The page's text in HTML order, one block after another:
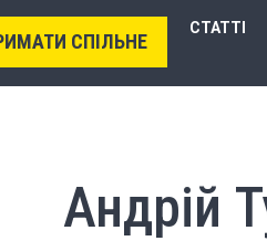
СПІЛЬНЕ
СТАТТІ
Андрій